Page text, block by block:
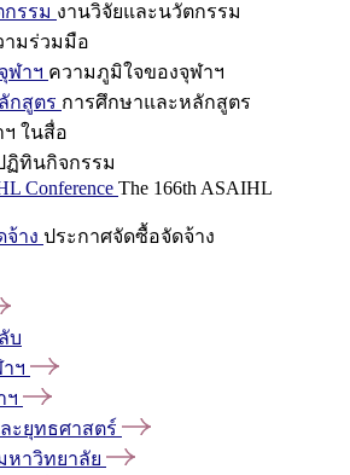
กรรม งานวิจัยและนวัตกรรม
ามร่วมมือ
ฬาฯ ความภูมิใจของจุฬาฯ
กสูตร การศึกษาและหลักสูตร
ฯ ในสื่อ
ฏิทินกิจกรรม
Conference The 166th ASAIHL
าง ประกาศจัดซื้อจัดจ้าง
บ
ฯ
ฯ
ะยุทธศาสตร์
าวิทยาลัย